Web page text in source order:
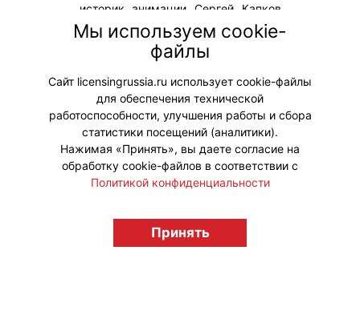
историк анимации Сергей Капков
представил новую книгу – «В Союзе
с мультфильмами. О связи времени
и кино, о судьбах и
мультипликации».
#ПродвижениеБренда
licensingrussia.ru, 2009-2026 12+
Мы используем cookie-
файлы
Сайт licensingrussia.ru использует cookie-файлы
для обеспечения технической
работоспособности, улучшения работы и сбора
статистики посещений (аналитики).
Нажимая «Принять», вы даете согласие на
обработку cookie-файлов в соответствии с
Политикой конфиденциальности
Принять